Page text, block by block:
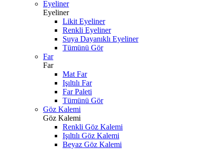
Eyeliner
Eyeliner
Likit Eyeliner
Renkli Eyeliner
Suya Dayanıklı Eyeliner
Tümünü Gör
Far
Far
Mat Far
Işıltılı Far
Far Paleti
Tümünü Gör
Göz Kalemi
Göz Kalemi
Renkli Göz Kalemi
Işıltılı Göz Kalemi
Beyaz Göz Kalemi